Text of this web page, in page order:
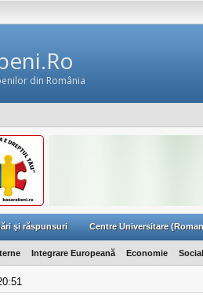
din România
şi răspunsuri Centre Universitare
Integrare Europeană Economie Social